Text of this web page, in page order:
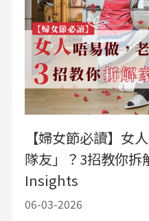
【婦女節必讀】女
隊友」？3招教你拆
Insights
06-03-2026